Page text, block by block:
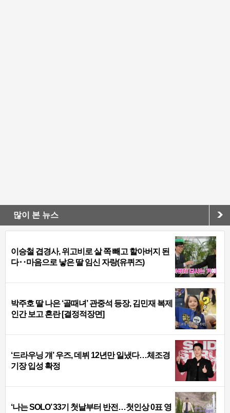
많이 본 뉴스
이승철 겹경사, 위고비로 살 쪽 빼고 할아버지 된
다‥마음으로 낳은 딸 임신 자랑(유퀴즈)
박주호 딸 나은 ‘골때녀’ 관중석 등장, 김민재 복제
인간 보고 혼란 [결정적장면]
‘드라우닝 걔’ 우즈, 데뷔 12년만 일냈다…체조경
기장 입성 확정
‘나는 SOLO’ 33기 첫날부터 반전…첫인상 0표 영